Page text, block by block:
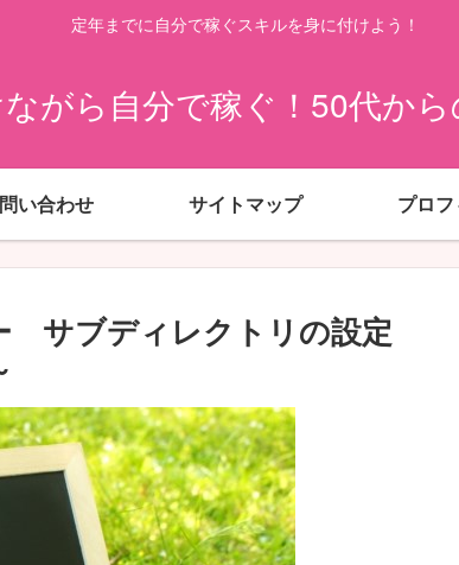
定年までに自分で稼ぐスキルを身に付けよう！
がら自分で稼ぐ！50代か
い合わせ サイトマップ プロ
サブディレクトリの設定